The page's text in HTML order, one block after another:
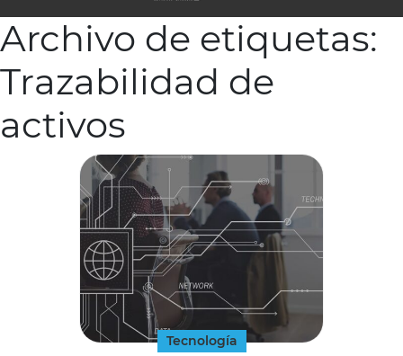
Archivo de etiquetas:
Trazabilidad de
activos
Tecnología